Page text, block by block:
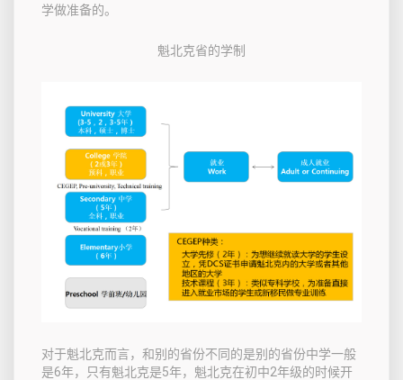
学做准备的。
魁北克省的学制
对于魁北克而言，和别的省份不同的是别的省份中学一般
是6年，只有魁北克是5年，魁北克在初中2年级的时候开